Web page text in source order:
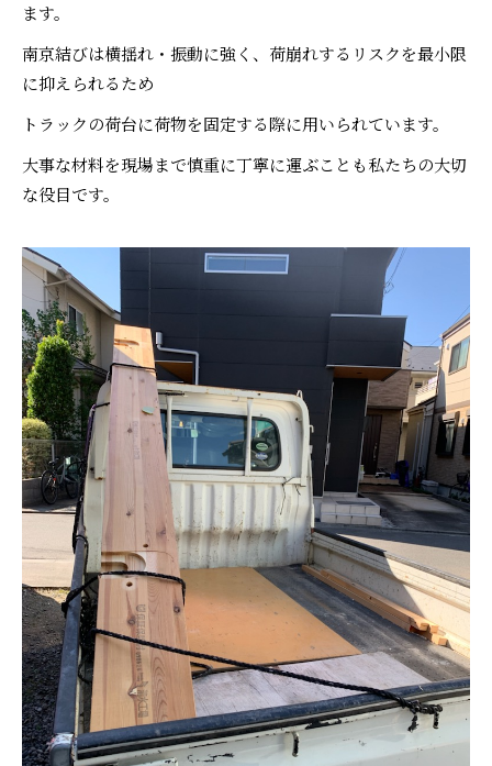
ます。
南京結びは横揺れ・振動に強く、荷崩れするリスクを最小限
に抑えられるため
トラックの荷台に荷物を固定する際に用いられています。
大事な材料を現場まで慎重に丁寧に運ぶことも私たちの大切
な役目です。